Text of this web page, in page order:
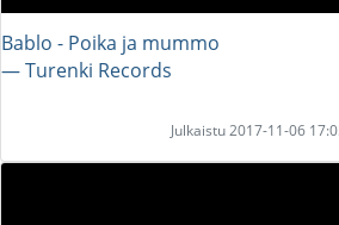
Bablo - Poika ja mummo
― Turenki Records
Julkaistu 2017-11-06